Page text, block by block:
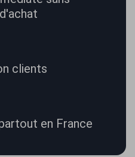
clients
en France